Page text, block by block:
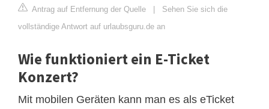
Antrag auf Entfernung der Quelle
Sehen Sie sich die
vollständige Antwort auf urlaubsguru.de an
Wie funktioniert ein E-Ticket
Konzert?
Mit mobilen Geräten kann man es als eTicket